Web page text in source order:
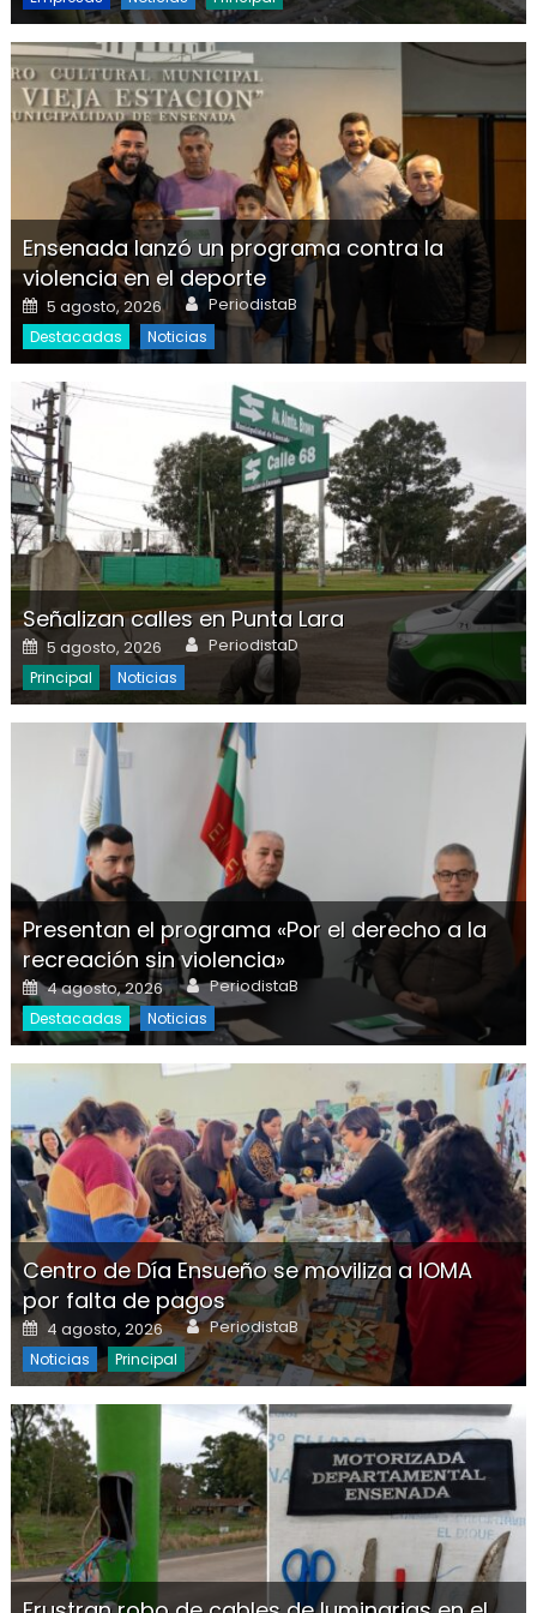
Ensenada lanzó un programa contra la
violencia en el deporte
Posted on
5 agosto, 2026 Author
PeriodistaB
Destacadas Noticias
Señalizan calles en Punta Lara
Posted on
5 agosto, 2026 Author
PeriodistaD
Principal Noticias
Presentan el programa «Por el derecho a la
recreación sin violencia»
Posted on
4 agosto, 2026 Author
PeriodistaB
Destacadas Noticias
Centro de Día Ensueño se moviliza a IOMA
por falta de pagos
Posted on
4 agosto, 2026 Author
PeriodistaB
Noticias Principal